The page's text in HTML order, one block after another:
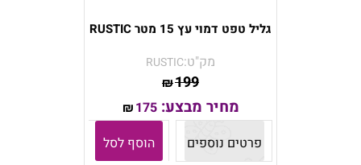
גליל טפט דמוי עץ 15 מטר RUSTIC
מק"ט:RUSTIC
₪199
מחיר מבצע: ₪175
פרטים נוספים
הוסף לסל